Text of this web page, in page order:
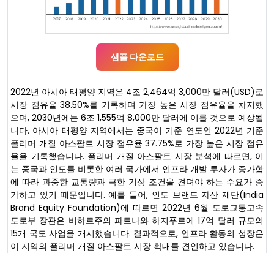
샘플 다운로드
2022년 아시아 태평양 지역은 4조 2,464억 3,000만 달러(USD)로
시장 점유율 38.50%를 기록하며 가장 높은 시장 점유율을 차지했
으며, 2030년에는 6조 1,555억 8,000만 달러에 이를 것으로 예상됩
니다. 아시아 태평양 지역에서는 중국이 기준 연도인 2022년 기준
폴리머 개질 아스팔트 시장 점유율 37.75%로 가장 높은 시장 점유
율을 기록했습니다. 폴리머 개질 아스팔트 시장 분석에 따르면, 이
는 중국과 인도를 비롯한 여러 국가에서 인프라 개발 투자가 증가함
에 따라 과중한 교통량과 극한 기상 조건을 견뎌야 하는 수요가 증
가하고 있기 때문입니다. 예를 들어, 인도 브랜드 자산 재단(India
Brand Equity Foundation)에 따르면 2022년 6월 도로교통고속
도로부 장관은 비하르주의 파트나와 하지푸르에 17억 달러 규모의
15개 국도 사업을 개시했습니다. 결과적으로, 인프라 활동의 성장은
이 지역의 폴리머 개질 아스팔트 시장 확대를 견인하고 있습니다.